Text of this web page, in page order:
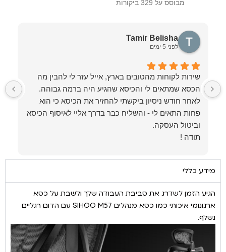
מבוסס על 329 ביקורות
Tamir Belisha
לפני 5 ימים
שירות לקוחות מהטובים בארץ, אייל עזר לי להבין מה
לאחר חודש ניסיון ביקשתי להחזיר את הכיסא כי הוא
פחות התאים לי - והשליח כבר בדרך אליי לאיסוף הכיסא
תודה !
מידע כללי
הגיע הזמן לשדרג את סביבת העבודה שלך ולשבת על כסא
ארגונומי איכותי כמו כסא מנהלים SIHOO M57 עם הדום רגליים
נשלף.